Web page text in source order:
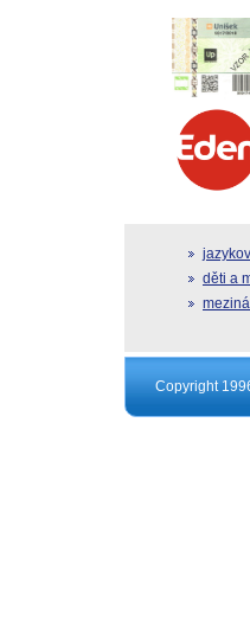
děti a
Copyright